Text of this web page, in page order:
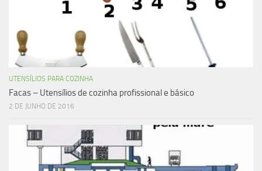
UTENSÍLIOS PARA COZINHA
Facas – Utensílios de cozinha profissional e básico
2 DE JUNHO DE 2016